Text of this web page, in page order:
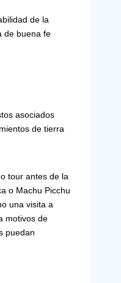
de la
de buena fe
asociados
de tierra
tour antes de la
o Machu Picchu
una visita a
motivos de
puedan